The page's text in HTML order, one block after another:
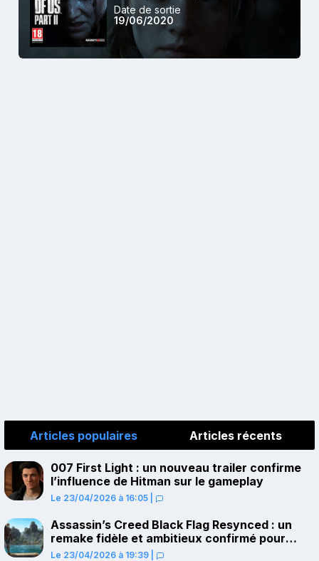
Date de sortie
19/06/2020
Articles populaires Articles récents
007 First Light : un nouveau trailer confirme
l’influence de Hitman sur le gameplay
Le 23/04/2026 à 16:05
Assassin’s Creed Black Flag Resynced : un
remake fidèle et ambitieux confirmé pour
juillet sur PS5
Le 23/04/2026 à 19:39